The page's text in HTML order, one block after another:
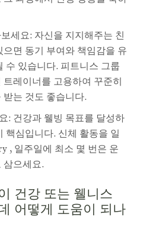
세요: 자신을 지지해주는 친
으면 동기 부여와 책임감을 유
수 있습니다. 피트니스 그룹
레이너를 고용하여 꾸준히
받는 것도 좋습니다.
: 건강과 웰빙 목표를 달성하
핵심입니다. 신체 활동을 일
, 일주일에 최소 몇 번은 운
삼으세요.
건강 또는 웰니스
어떻게 도움이 되나